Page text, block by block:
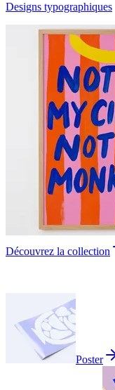
Designs typographiques
Découvrez la collection
Poster